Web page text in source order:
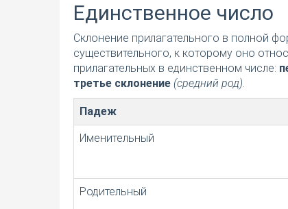
Единственное число
Склонение прилагательного в полной
существительного, к которому оно
прилагательных в единственном числе:
третье склонение (средний род).
Падеж
Именительный
Родительный